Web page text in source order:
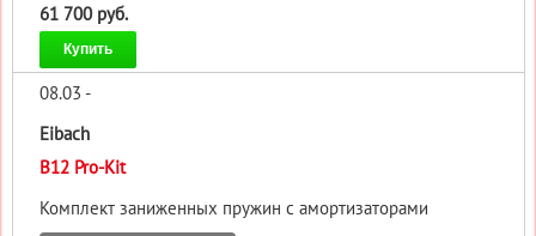
61 700 руб.
Купить
08.03 -
Eibach
B12 Pro-Kit
Комплект заниженных пружин с амортизаторами